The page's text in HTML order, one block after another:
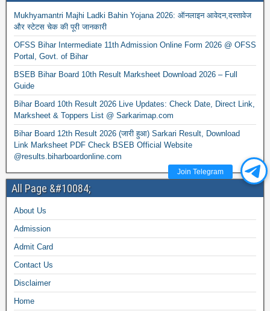
Join Telegram
Mukhyamantri Majhi Ladki Bahin Yojana 2026: ऑनलाइन आवेदन,दस्तावेज
और स्टेटस चेक की पूरी जानकारी
OFSS Bihar Intermediate 11th Admission Online Form 2026 @ OFSS
Portal, Govt. of Bihar
BSEB Bihar Board 10th Result Marksheet Download 2026 – Full
Guide
Bihar Board 10th Result 2026 Live Updates: Check Date, Direct Link,
Marksheet & Toppers List @ Sarkarimap.com
Bihar Board 12th Result 2026 (जारी हुआ) Sarkari Result, Download
Link Marksheet PDF Check BSEB Official Website
@results.biharboardonline.com
All Page &#10084;
About Us
Admission
Admit Card
Contact Us
Disclaimer
Home